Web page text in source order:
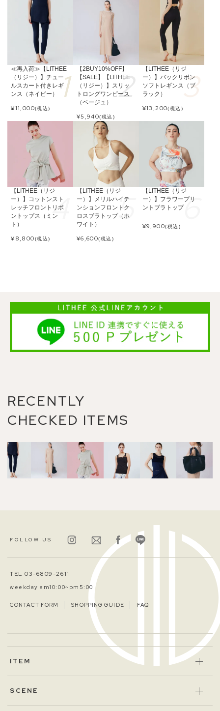
≪再入荷≫【LITHEE
（リジー）】チュー
ルスカート付きレギ
ンス（ネイビー）
¥11,000(税込)
【2BUY10%OFF】
【SALE】【LITHEE
（リジー）】スリッ
トロングワンピース
（ベージュ）
¥5,940(税込)
【LITHEE（リジ
ー）】バックリボン
ソフトレギンス（ブ
ラック）
¥13,200(税込)
【LITHEE（リジ
ー）】コットンスト
レッチフロントリボ
ントップス（ミン
ト）
¥8,800(税込)
【LITHEE（リジ
ー）】メリルハイテ
ンションフロントク
ロスブラトップ（ホ
ワイト）
¥6,600(税込)
【LITHEE（リジ
ー）】フラワープリ
ントブラトップ
¥9,900(税込)
RECENTLY
CHECKED ITEMS
FOLLOW US
TEL 03-6809-2611
weekday am10:00~pm5:00
CONTACT FORM SHOPPING GUIDE FAQ
ITEM
SCENE